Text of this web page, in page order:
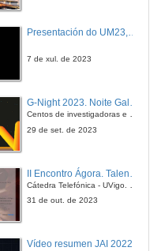
5 de out. de 2023
5 de out. de 2023
5 de out. de 2023
7 de xul. de 2023
G-Night 2023. Noite Galega das Persoas Investigadoras. Conciencias creativas
Centos de investigadoras e investigadores, decenas de actividades e sete cidades
29 de set. de 2023
Cátedra Telefónica - UVigo. Espazos de innovación
31 de out. de 2023
Vídeo resumen JAI 2022